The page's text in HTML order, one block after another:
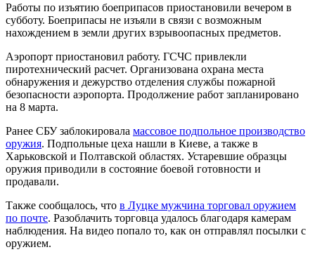
Работы по изъятию боеприпасов приостановили вечером в
субботу. Боеприпасы не изъяли в связи с возможным
нахождением в земли других взрывоопасных предметов.
Аэропорт приостановил работу. ГСЧС привлекли
пиротехнический расчет. Организована охрана места
обнаружения и дежурство отделения службы пожарной
безопасности аэропорта. Продолжение работ запланировано
на 8 марта.
Ранее СБУ заблокировала массовое подпольное производство
оружия. Подпольные цеха нашли в Киеве, а также в
Харьковской и Полтавской областях. Устаревшие образцы
оружия приводили в состояние боевой готовности и
продавали.
Также сообщалось, что в Луцке мужчина торговал оружием
по почте. Разоблачить торговца удалось благодаря камерам
наблюдения. На видео попало то, как он отправлял посылки с
оружием.